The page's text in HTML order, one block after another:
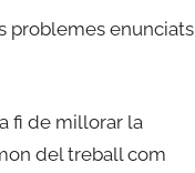
problemes enunciats
fi de millorar la
del treball com